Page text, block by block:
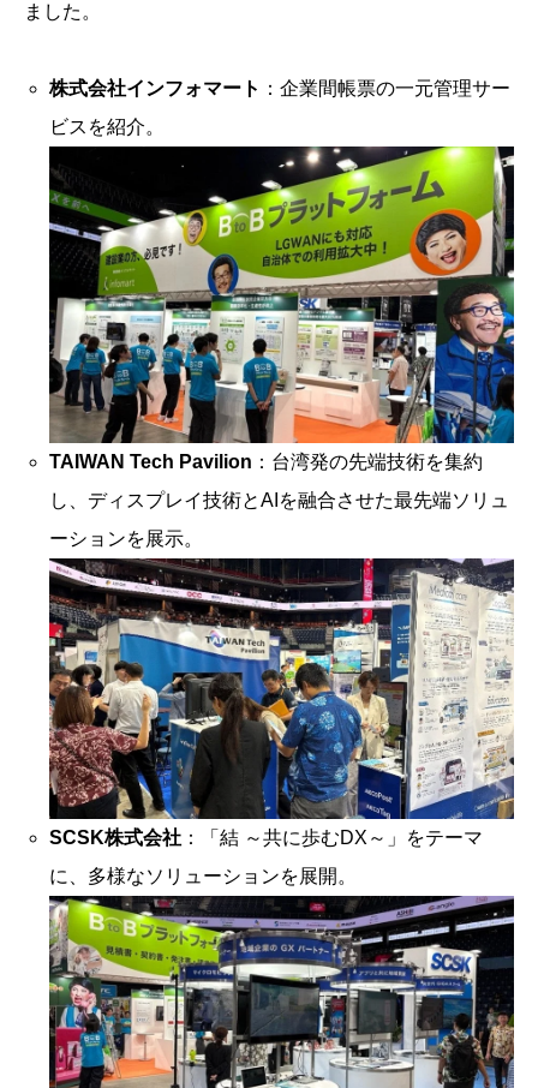
ました。
株式会社インフォマート ：企業間帳票の一元管理サー
ビスを紹介。
TAIWAN Tech Pavilion ：台湾発の先端技術を集約
し、ディスプレイ技術とAIを融合させた最先端ソリュ
ーションを展示。
SCSK株式会社：「結 ～共に歩むDX～」をテーマ
に、多様なソリューションを展開。